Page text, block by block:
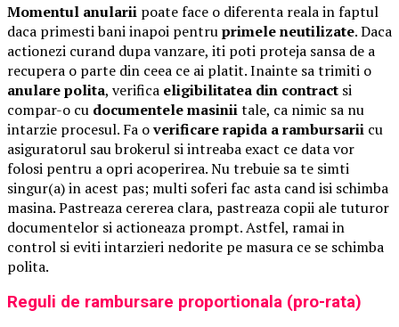
Momentul anularii poate face o diferenta reala in faptul
daca primesti bani inapoi pentruprimele neutilizate. Daca
actionezi curand dupa vanzare, iti poti proteja sansa de a
recupera o parte din ceea ce ai platit. Inainte sa trimiti o
anulare polita, verifica eligibilitatea din contract si
compar-o cu documentele masiniitale, ca nimic sa nu
intarzie procesul. Fa overificare rapida a rambursarii cu
asiguratorul sau brokerul si intreaba exact ce data vor
folosi pentru a opri acoperirea. Nu trebuie sa te simti
singur(a) in acest pas; multi soferi fac asta cand isi schimba
masina. Pastreaza cererea clara, pastreaza copii ale tuturor
documentelor si actioneaza prompt. Astfel, ramai in
control si eviti intarzieri nedorite pe masura ce se schimba
polita.
Reguli de rambursare proportionala (pro-rata)